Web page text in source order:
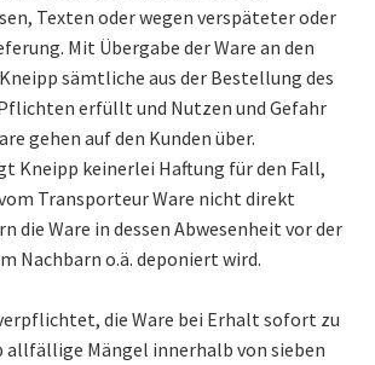
Texten oder wegen verspäteter oder
Mit Übergabe der Ware an den
sämtliche aus der Bestellung des
erfüllt und Nutzen und Gefahr
gehen auf den Kunden über.
Kneipp keinerlei Haftung für den Fall,
Transporteur Ware nicht direkt
die Ware in dessen Abwesenheit vor der
Nachbarn o.ä. deponiert wird.
die Ware bei Erhalt sofort zu
allfällige Mängel innerhalb von sieben